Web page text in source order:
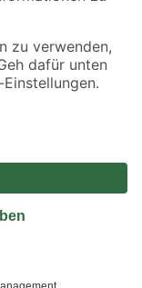
Angebote sind unter
beziehen
Speditionsversand, hier
widerrufen